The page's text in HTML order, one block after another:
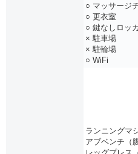
○ マッサージ
○ 更衣室
○ 鍵なしロッ
× 駐車場
× 駐輪場
○ WiFi
ランニングマ
アブベンチ（